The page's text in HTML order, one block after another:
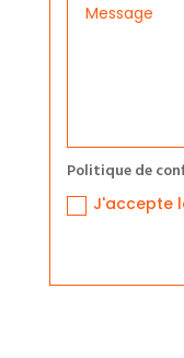
Politique de
J'accepte